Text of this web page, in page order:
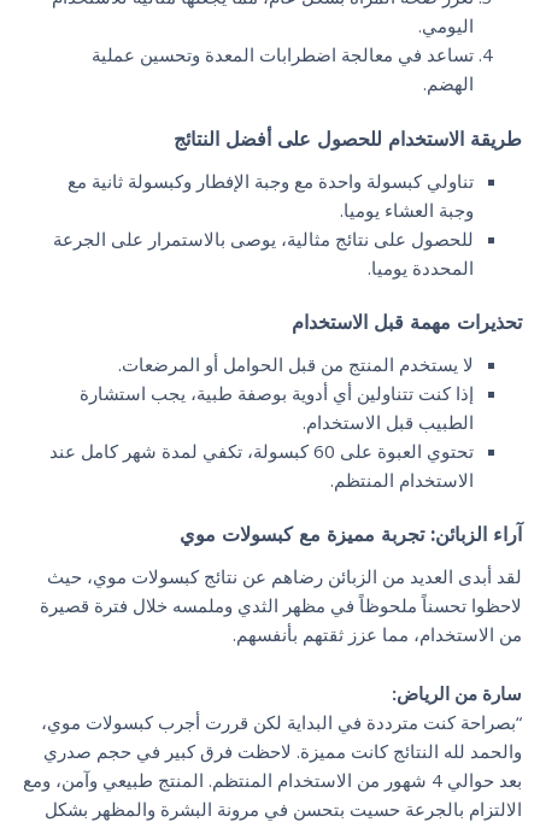
اليومي.
تساعد في معالجة اضطرابات المعدة وتحسين عملية
الهضم.
طريقة الاستخدام للحصول على أفضل النتائج
تناولي كبسولة واحدة مع وجبة الإفطار وكبسولة ثانية مع
وجبة العشاء يوميا.
للحصول على نتائج مثالية، يوصى بالاستمرار على الجرعة
المحددة يوميا.
تحذيرات مهمة قبل الاستخدام
لا يستخدم المنتج من قبل الحوامل أو المرضعات.
إذا كنت تتناولين أي أدوية بوصفة طبية، يجب استشارة
الطبيب قبل الاستخدام.
تحتوي العبوة على 60 كبسولة، تكفي لمدة شهر كامل عند
الاستخدام المنتظم.
آراء الزبائن: تجربة مميزة مع كبسولات موي
لقد أبدى العديد من الزبائن رضاهم عن نتائج كبسولات موي، حيث
لاحظوا تحسناً ملحوظاً في مظهر الثدي وملمسه خلال فترة قصيرة
من الاستخدام، مما عزز ثقتهم بأنفسهم.
سارة من الرياض:
“بصراحة كنت مترددة في البداية لكن قررت أجرب كبسولات موي،
والحمد لله النتائج كانت مميزة. لاحظت فرق كبير في حجم صدري
بعد حوالي 4 شهور من الاستخدام المنتظم. المنتج طبيعي وآمن، ومع
الالتزام بالجرعة حسيت بتحسن في مرونة البشرة والمظهر بشكل